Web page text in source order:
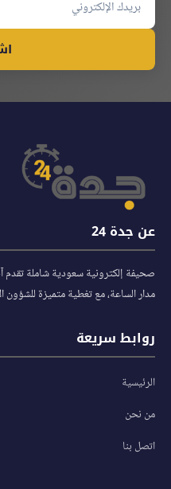
عن جدة 24
صحيفة إلكترونية سعودية شاملة تقدم
مدار الساعة، مع تغطية متميزة للشؤون
روابط سريعة
الرئيسية
من نحن
اتصل بنا